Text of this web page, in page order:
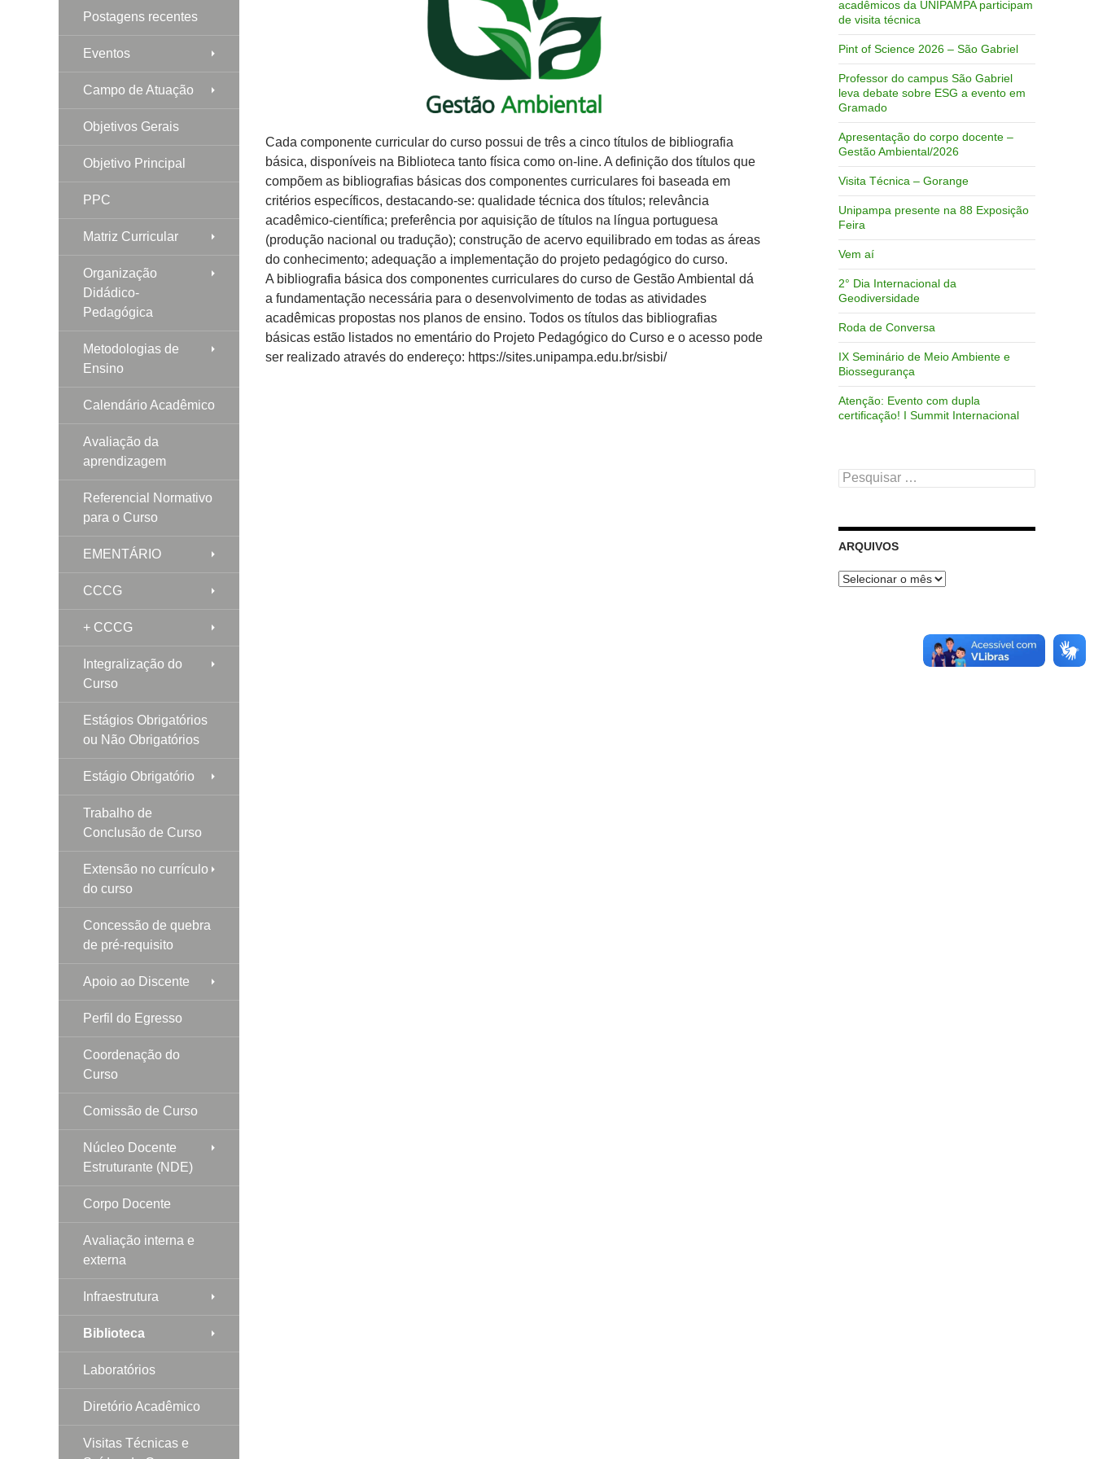
Cada componente curricular do curso possui de três a cinco títulos de bibliografia
básica, disponíveis na Biblioteca tanto física como on-line. A definição dos títulos que
compõem as bibliografias básicas dos componentes curriculares foi baseada em
critérios específicos, destacando-se: qualidade técnica dos títulos; relevância
acadêmico-científica; preferência por aquisição de títulos na língua portuguesa
(produção nacional ou tradução); construção de acervo equilibrado em todas as áreas
do conhecimento; adequação a implementação do projeto pedagógico do curso.
A bibliografia básica dos componentes curriculares do curso de Gestão Ambiental dá
a fundamentação necessária para o desenvolvimento de todas as atividades
acadêmicas propostas nos planos de ensino. Todos os títulos das bibliografias
básicas estão listados no ementário do Projeto Pedagógico do Curso e o acesso pode
ser realizado através do endereço: https://sites.unipampa.edu.br/sisbi/
acadêmicos da UNIPAMPA participam
de visita técnica
Pint of Science 2026 – São Gabriel
Professor do campus São Gabriel
leva debate sobre ESG a evento em
Gramado
Apresentação do corpo docente –
Gestão Ambiental/2026
Visita Técnica – Gorange
Unipampa presente na 88 Exposição
Feira
Vem aí
2° Dia Internacional da
Geodiversidade
Roda de Conversa
IX Seminário de Meio Ambiente e
Biossegurança
Atenção: Evento com dupla
certificação! I Summit Internacional
Pesquisar
por:
ARQUIVOS
Arquivos
Postagens recentes
Eventos
Campo de Atuação
Objetivos Gerais
Objetivo Principal
PPC
Matriz Curricular
Organização
Didádico-
Pedagógica
Metodologias de
Ensino
Calendário Acadêmico
Avaliação da
aprendizagem
Referencial Normativo
para o Curso
EMENTÁRIO
CCCG
+ CCCG
Integralização do
Curso
Estágios Obrigatórios
ou Não Obrigatórios
Estágio Obrigatório
Trabalho de
Conclusão de Curso
Extensão no currículo
do curso
Concessão de quebra
de pré-requisito
Apoio ao Discente
Perfil do Egresso
Coordenação do
Curso
Comissão de Curso
Núcleo Docente
Estruturante (NDE)
Corpo Docente
Avaliação interna e
externa
Infraestrutura
Biblioteca
Laboratórios
Diretório Acadêmico
Visitas Técnicas e